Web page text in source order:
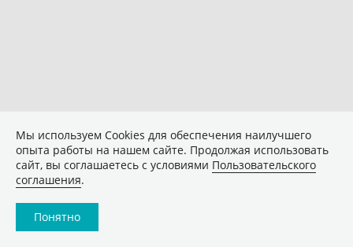
Мы используем Сookies для обеспечения наилучшего
опыта работы на нашем сайте. Продолжая использовать
сайт, вы соглашаетесь с условиями Пользовательского
соглашения.
Понятно